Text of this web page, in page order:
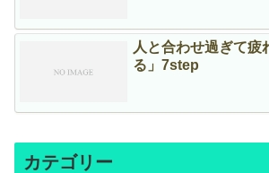
人と合わせ過ぎて疲
る」7step
カテゴリー